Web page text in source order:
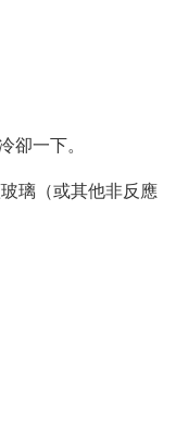
卻一下。
璃（或其他非反應